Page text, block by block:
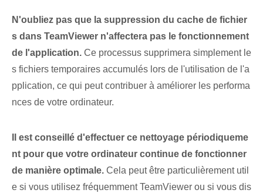
N'oubliez pas que la suppression du cache de fichier
s dans TeamViewer n'affectera pas le fonctionnement
de l'application. Ce processus supprimera simplement le
s fichiers temporaires accumulés lors de l'utilisation de l'a
pplication, ce qui peut contribuer à améliorer les performa
nces de votre ordinateur.
Il est conseillé d'effectuer ce nettoyage périodiqueme
nt pour que votre ordinateur continue de fonctionner
de manière optimale. Cela peut être particulièrement util
e si vous utilisez fréquemment TeamViewer ou si vous dis